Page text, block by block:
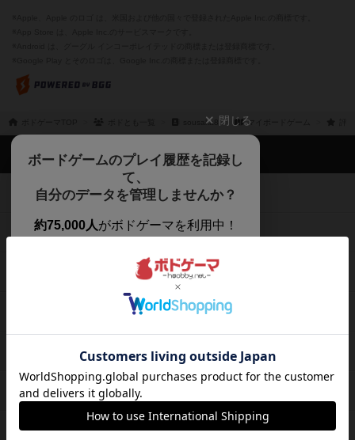
sousaka8 マイボードゲーム
閉じる
ボードゲームのプレイ履歴を記録し
て、
自分のデータを管理しませんか？
約75,000人がボドゲーマを利用中！
遊んだボードゲームを記録する
気になるゲームのレビューを読む
お気に入り作品・所有リストの共
ログイン / 会員登録（10秒）
Google X
Apple Facebook
ボドゲーマTOP
ボードゲームを検索する
ボードゲームの新着レビュー
ボードゲーム会情報
掲示板・トピックス
ボドとも・会員一覧
ボードゲーム業界コラム